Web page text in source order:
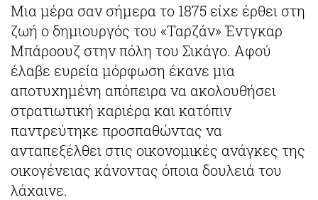
Μια μέρα σαν σήμερα το 1875 είχε έρθει στη
ζωή ο δημιουργός του «Ταρζάν» Έντγκαρ
Μπάροουζ στην πόλη του Σικάγο. Αφού
έλαβε ευρεία μόρφωση έκανε μια
αποτυχημένη απόπειρα να ακολουθήσει
στρατιωτική καριέρα και κατόπιν
παντρεύτηκε προσπαθώντας να
ανταπεξέλθει στις οικονομικές ανάγκες της
οικογένειας κάνοντας όποια δουλειά του
λάχαινε.